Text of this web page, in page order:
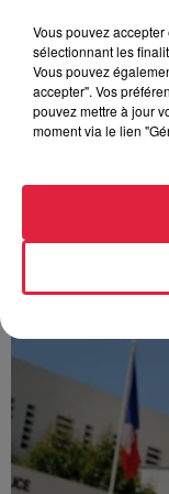
À Hoerdt, de
nombreuses
Vous pouvez
sélectionnant les
Vous pouvez
accepter". Vos
pouvez mettre à jour
moment via le lien